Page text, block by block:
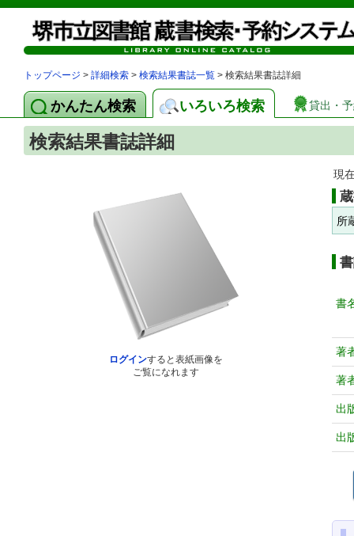
トップページ > 詳細検索 > 検索結果書誌一覧 > 検索結果書誌詳細
かんたん検索 いろいろ検索 貸出・
検索結果書誌詳細
ログインすると表紙画像を
ご覧になれます
現
所
書
著
著
出
出